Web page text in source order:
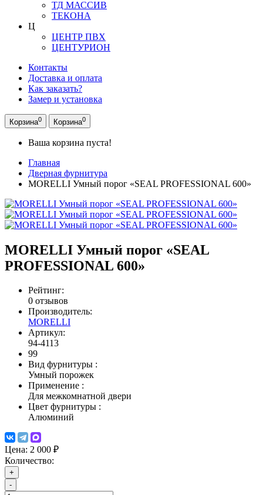
ТД МАССИВ
ТЕКОНА
Ц
ЦЕНТР ПВХ
ЦЕНТУРИОН
Контакты
Доставка и оплата
Как заказать?
Замер и установка
Корзина0 Корзина0
Ваша корзина пуста!
Главная
Дверная фурнитура
MORELLI Умный порог «SEAL PROFESSIONAL 600»
MORELLI Умный порог «SEAL
PROFESSIONAL 600»
Рейтинг:
0 отзывов
Производитель:
MORELLI
Артикул:
94-4113
99
Вид фурнитуры :
Умный порожек
Применение :
Для межкомнатной двери
Цвет фурнитуры :
Алюминий
Цена: 2 000 ₽
Количество:
+
-